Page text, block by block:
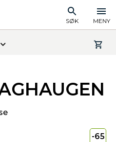
SØK MENY
-65